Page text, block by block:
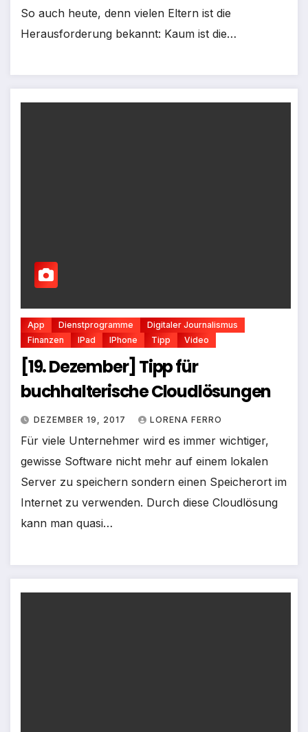
So auch heute, denn vielen Eltern ist die
Herausforderung bekannt: Kaum ist die…
App Dienstprogramme
Digitaler Journalismus
Finanzen
IPad IPhone Tipp Video
[19. Dezember] Tipp für
buchhalterische Cloudlösungen
DEZEMBER 19, 2017 LORENA FERRO
Für viele Unternehmer wird es immer wichtiger,
gewisse Software nicht mehr auf einem lokalen
Server zu speichern sondern einen Speicherort im
Internet zu verwenden. Durch diese Cloudlösung
kann man quasi…